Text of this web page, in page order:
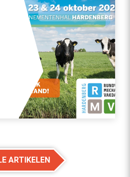
ARTIKELEN